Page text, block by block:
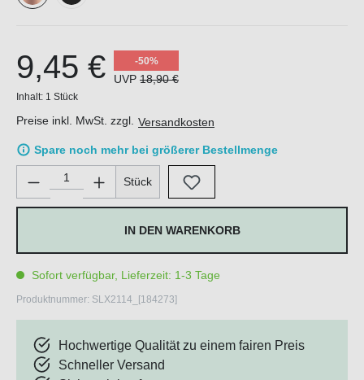
9,45 € -50%
UVP 18,90 €
Inhalt: 1 Stück
Preise inkl. MwSt. zzgl. Versandkosten
Spare noch mehr bei größerer Bestellmenge
Produkt Anzahl: Gib den gewünschten Wert ein oder
Stück
IN DEN WARENKORB
Sofort verfügbar, Lieferzeit: 1-3 Tage
Produktnummer: SLX2114_[184273]
Hochwertige Qualität zu einem fairen Preis
Schneller Versand